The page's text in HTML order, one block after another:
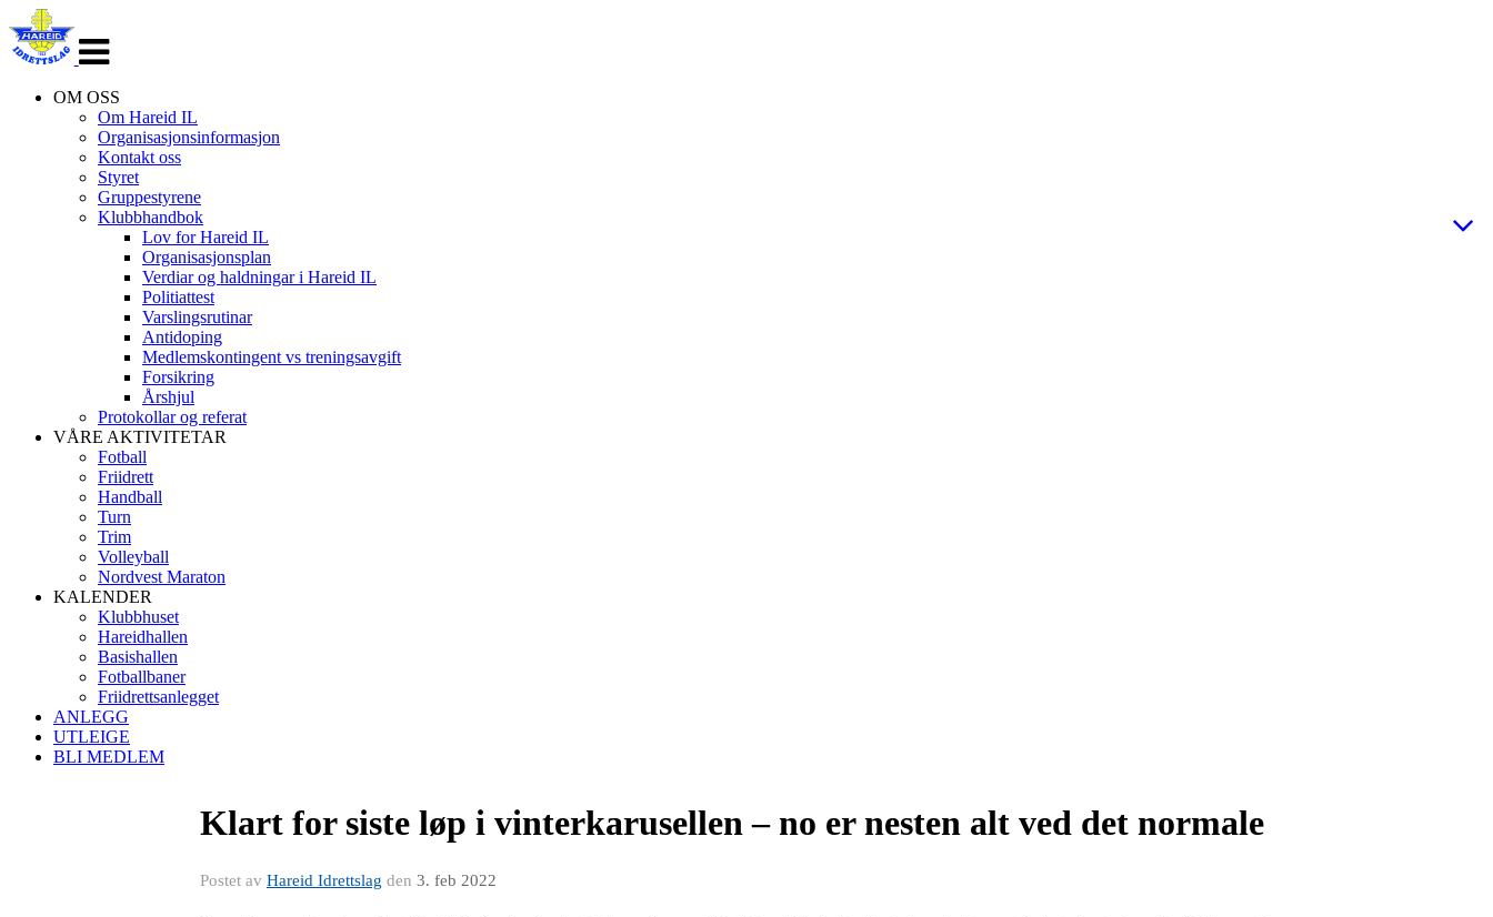
navigasjon
OM OSS
Om Hareid IL
Organisasjonsinformasjon
Kontakt oss
Styret
Gruppestyrene
Klubbhandbok
Lov for Hareid IL
Organisasjonsplan
Verdiar og haldningar i Hareid IL
Politiattest
Varslingsrutinar
Antidoping
Medlemskontingent vs treningsavgift
Forsikring
Årshjul
Protokollar og referat
VÅRE AKTIVITETAR
Fotball
Friidrett
Handball
Turn
Trim
Volleyball
Nordvest Maraton
KALENDER
Klubbhuset
Hareidhallen
Basishallen
Fotballbaner
Friidrettsanlegget
ANLEGG
UTLEIGE
BLI MEDLEM
Klart for siste løp i vinterkarusellen – no er nesten alt ved det normale
Postet av Hareid Idrettslag den 3. feb 2022